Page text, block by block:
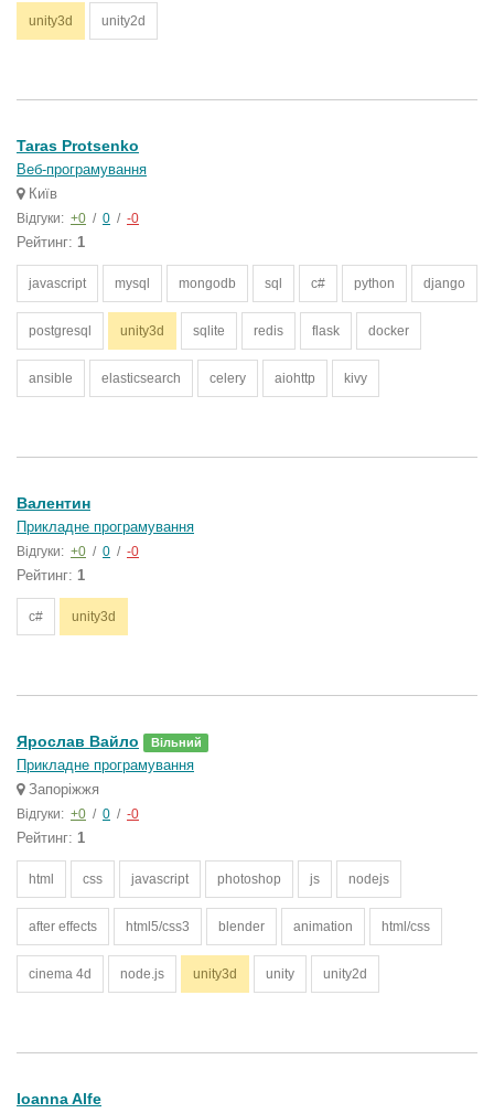
unity3d unity2d
Taras Protsenko
Веб-програмування
Київ
Відгуки: +0 / 0 / -0
Рейтинг: 1
javascript mysql mongodb sql c# python django
postgresql unity3d sqlite redis flask docker
ansible elasticsearch celery aiohttp kivy
Валентин
Прикладне програмування
Відгуки: +0 / 0 / -0
Рейтинг: 1
c# unity3d
Ярослав Вайло Вільний
Прикладне програмування
Запоріжжя
Відгуки: +0 / 0 / -0
Рейтинг: 1
html css javascript photoshop js nodejs
after effects html5/css3 blender animation html/css
cinema 4d node.js unity3d unity unity2d
Ioanna Alfe